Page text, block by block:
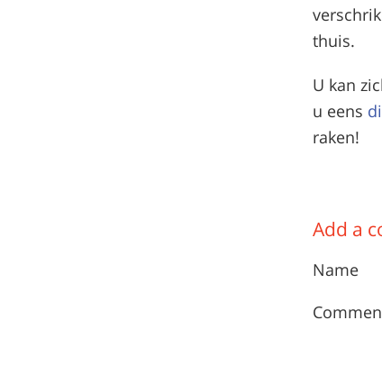
thuis.
U kan
u eens
raken!
Add a
Name